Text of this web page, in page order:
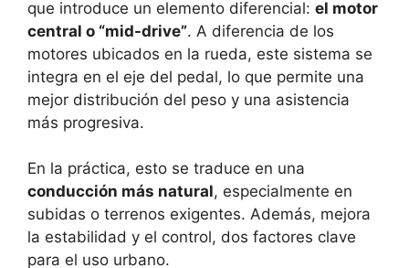
que introduce un elemento diferencial: el motor
central o “mid-drive”. A diferencia de los
motores ubicados en la rueda, este sistema se
integra en el eje del pedal, lo que permite una
mejor distribución del peso y una asistencia
más progresiva.
En la práctica, esto se traduce en una
conducción más natural, especialmente en
subidas o terrenos exigentes. Además, mejora
la estabilidad y el control, dos factores clave
para el uso urbano.